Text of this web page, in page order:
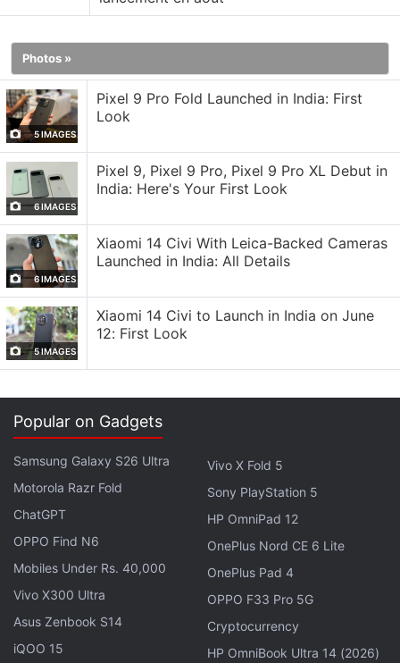
de vidéo par IA de Google pour convertir
automatiquement les documents fournis en vidéos
explicatives commentées.
Le nouveau format vidéo de NotebookLM permet
de générer des vidéos assistées par l'IA d'une
durée d'environ 60 secondes. Selon l'entreprise, ce
type de contenu est adapté aux personnes qui
souhaitent réviser rapidement des notes, des
documents de recherche, des présentations ou des
documents volumineux.
Les « Short Video Overviews » (aperçus vidéo
courts) reposent sur le modèle Nano Banana 2 Lite,
lancé plus tôt cette année. Il s'agit du modèle de
génération et de retouche d'images de Google,
préservant la qualité visuelle des « Cinematic Video
Overviews » (aperçus vidéo cinématographiques).
Lors de l'utilisation de cette fonctionnalité, les
utilisateurs peuvent choisir le format « Short »
(court) dans NotebookLM avant de sélectionner les
sources qu'ils souhaitent voir résumées par l'IA.
L'outil permet également de personnaliser l'angle de
la vidéo, soit en choisissant parmi des sujets
suggérés, soit en saisissant une consigne (prompt)
personnalisée, avant la génération de l'aperçu.
Photos »
5 IMAGES
Pixel 9 Pro Fold Launched in India: First
Look
6 IMAGES
Pixel 9, Pixel 9 Pro, Pixel 9 Pro XL Debut in
India: Here's Your First Look
6 IMAGES
Xiaomi 14 Civi With Leica-Backed Cameras
Launched in India: All Details
5 IMAGES
Xiaomi 14 Civi to Launch in India on June
12: First Look
Popular on Gadgets
Samsung Galaxy S26 Ultra
Motorola Razr Fold
ChatGPT
OPPO Find N6
Mobiles Under Rs. 40,000
Vivo X300 Ultra
Asus Zenbook S14
iQOO 15
Vivo X Fold 5
Sony PlayStation 5
HP OmniPad 12
OnePlus Nord CE 6 Lite
OnePlus Pad 4
OPPO F33 Pro 5G
Cryptocurrency
HP OmniBook Ultra 14 (2026)